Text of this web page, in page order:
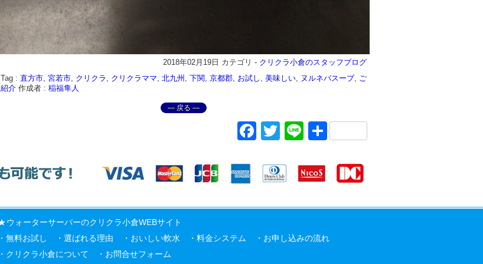
Facebook
Twitter
Line共
2018年02月19日 カテゴリ - クリクラ小倉のスタッフブログ
Tag : 直方市, 宮若市, クリクラ , クリクラママ, 北九州 , 下関, 京都郡, お試し , 美味しい, ヌルネバスープ, ご
紹介 作成者 : 稲福隼人
― 戻る ―
ウォーターサーバーのクリクラ小倉WEBサイト
無料お試し
選ばれる理由 おいしい軟水 料金システム
お申し込みの流れ
クリクラ小倉について
お問合せフォーム